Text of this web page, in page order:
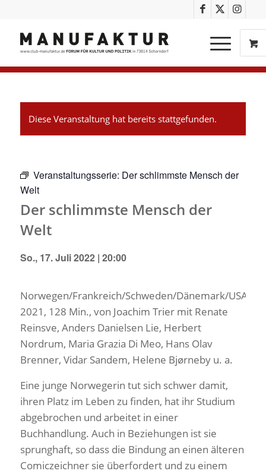
Diese Veranstaltung hat bereits stattgefunden.
Veranstaltungsserie: Der schlimmste Mensch der
Welt
Der schlimmste Mensch der
Welt
So., 17. Juli 2022 | 20:00
Norwegen/Frankreich/Schweden/Dänemark/USA
2021, 128 Min., von Joachim Trier mit Renate
Reinsve, Anders Danielsen Lie, Herbert
Nordrum, Maria Grazia Di Meo, Hans Olav
Brenner, Vidar Sandem, Helene Bjørneby u. a.
Eine junge Norwegerin tut sich schwer damit,
ihren Platz im Leben zu finden, hat ihr Studium
abgebrochen und arbeitet in einer
Buchhandlung. Auch in Beziehungen ist sie
sprunghaft, so dass die Bindung an einen älteren
Comiczeichner sie überfordert und zu einem